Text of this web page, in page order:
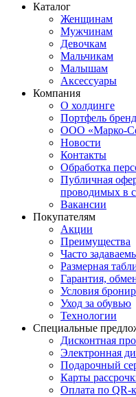
Каталог
Женщинам
Мужчинам
Девочкам
Мальчикам
Малышам
Аксессуары
Компания
О холдинге
Портфель
ООО «Марко-
Новости
Контакты
Обработка
Публичная
проводимых в
Вакансии
Покупателям
Акции
Преимущества
Часто
Размерная
Гарантия,
Условия
Уход за обувью
Технологии
Специальные
Дисконтная
Электронная
Подарочный
Карты
Оплата по QR-